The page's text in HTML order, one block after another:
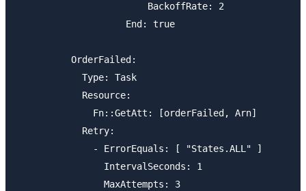
                        BackoffRate: 2
                    End: true
          OrderFailed:
            Type: Task
            Resource:
              Fn::GetAtt: [orderFailed, Arn]
            Retry:
              - ErrorEquals: [ "States.ALL" ]
                IntervalSeconds: 1
                MaxAttempts: 3